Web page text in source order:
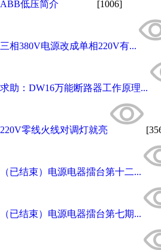
ABB低压简介 [1006]
三相380V电源改成单相220V有...
求助：DW16万能断路器工作原理...
220V零线火线对调灯就亮
（已结束）电源电器擂台第十二...
（已结束）电源电器擂台第七期...